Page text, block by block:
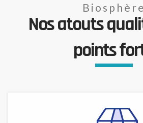
Biosphère
Nos atouts
points